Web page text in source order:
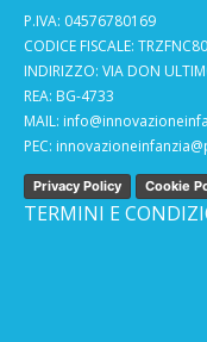
P.IVA: 04576780169
CODICE FISCALE:
INDIRIZZO: VIA DON
REA: BG-4733
MAIL:
PEC:
Privacy Policy Cookie
TERMINI E